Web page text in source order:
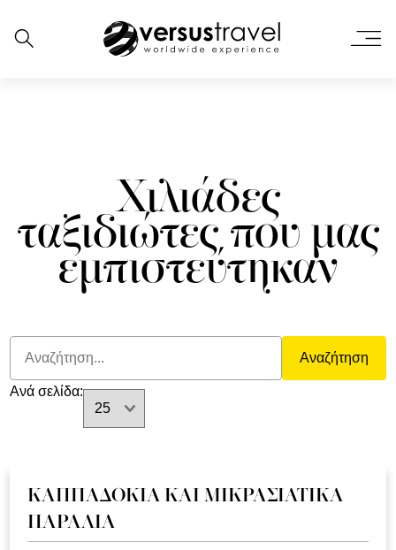
Χιλιάδες
ταξιδιώτες που μας
εμπιστεύτηκαν
Αναζήτηση
Ανά σελίδα:
ΚΑΠΠΑΔΟΚΙΑ ΚΑΙ ΜΙΚΡΑΣΙΑΤΙΚΑ
ΠΑΡΑΛΙΑ